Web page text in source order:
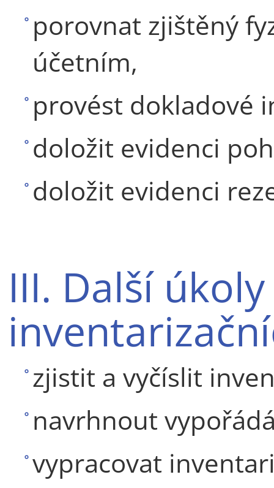
porovnat zjištěný
účetním,
provést dokladové
doložit evidenci
doložit evidenci
III. Další
zjistit a vyčíslit
navrhnout
vypracovat